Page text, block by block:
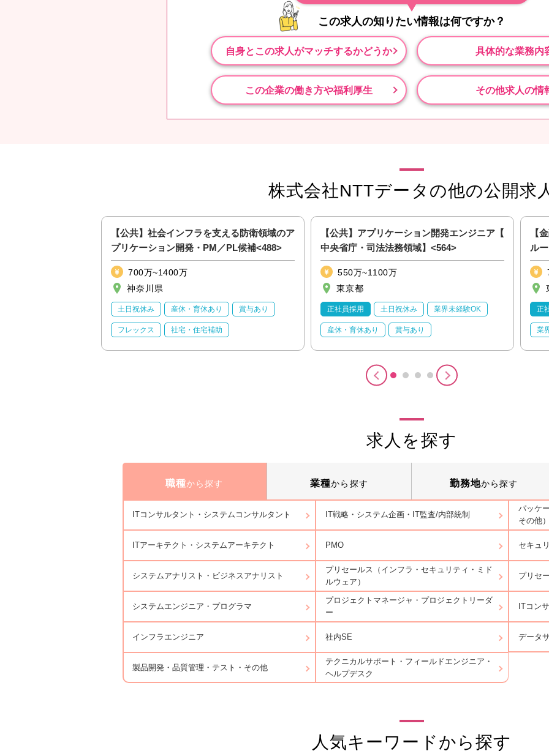
この求人の知りたい情報は何ですか？
自身とこの求人がマッチするかどうか 具体的な業務内
この企業の働き方や福利厚生 その他求人の情
株式会社NTTデータの他の公開求
【公共】社会インフラを支える防衛領域のア
プリケーション開発・PM／PL候補<488>
700万~1400万
神奈川県
土日祝休み 産休・育休あり 賞与あり
フレックス 社宅・住宅補助
【公共】アプリケーション開発エンジニア【
中央省庁・司法法務領域】<564>
550万~1100万
東京都
正社員採用 土日祝休み 業界未経験OK
産休・育休あり 賞与あり
【
ル
正
業
求人を探す
職種から探す 業種から探す 勤務地から探す
ITコンサルタント・システムコンサルタント IT戦略・システム企画・IT監査/内部統制
パッケ
その他
ITアーキテクト・システムアーキテクト PMO セキュ
システムアナリスト・ビジネスアナリスト
プリセールス（インフラ・セキュリティ・ミド
ルウェア）
プリセ
システムエンジニア・プログラマ
プロジェクトマネージャ・プロジェクトリーダ
ー
ITコン
インフラエンジニア 社内SE データ
製品開発・品質管理・テスト・その他
テクニカルサポート・フィールドエンジニア・
ヘルプデスク
人気キーワードから探す